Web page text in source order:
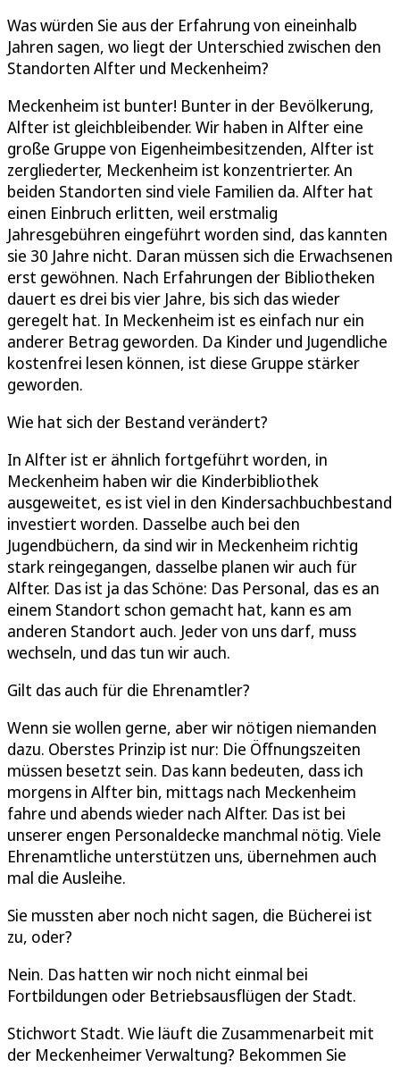
Was würden Sie aus der Erfahrung von eineinhalb
Jahren sagen, wo liegt der Unterschied zwischen den
Standorten Alfter und Meckenheim?
Meckenheim ist bunter! Bunter in der Bevölkerung,
Alfter ist gleichbleibender. Wir haben in Alfter eine
große Gruppe von Eigenheimbesitzenden, Alfter ist
zergliederter, Meckenheim ist konzentrierter. An
beiden Standorten sind viele Familien da. Alfter hat
einen Einbruch erlitten, weil erstmalig
Jahresgebühren eingeführt worden sind, das kannten
sie 30 Jahre nicht. Daran müssen sich die Erwachsenen
erst gewöhnen. Nach Erfahrungen der Bibliotheken
dauert es drei bis vier Jahre, bis sich das wieder
geregelt hat. In Meckenheim ist es einfach nur ein
anderer Betrag geworden. Da Kinder und Jugendliche
kostenfrei lesen können, ist diese Gruppe stärker
geworden.
Wie hat sich der Bestand verändert?
In Alfter ist er ähnlich fortgeführt worden, in
Meckenheim haben wir die Kinderbibliothek
ausgeweitet, es ist viel in den Kindersachbuchbestand
investiert worden. Dasselbe auch bei den
Jugendbüchern, da sind wir in Meckenheim richtig
stark reingegangen, dasselbe planen wir auch für
Alfter. Das ist ja das Schöne: Das Personal, das es an
einem Standort schon gemacht hat, kann es am
anderen Standort auch. Jeder von uns darf, muss
wechseln, und das tun wir auch.
Gilt das auch für die Ehrenamtler?
Wenn sie wollen gerne, aber wir nötigen niemanden
dazu. Oberstes Prinzip ist nur: Die Öffnungszeiten
müssen besetzt sein. Das kann bedeuten, dass ich
morgens in Alfter bin, mittags nach Meckenheim
fahre und abends wieder nach Alfter. Das ist bei
unserer engen Personaldecke manchmal nötig. Viele
Ehrenamtliche unterstützen uns, übernehmen auch
mal die Ausleihe.
Sie mussten aber noch nicht sagen, die Bücherei ist
zu, oder?
Nein. Das hatten wir noch nicht einmal bei
Fortbildungen oder Betriebsausflügen der Stadt.
Stichwort Stadt. Wie läuft die Zusammenarbeit mit
der Meckenheimer Verwaltung? Bekommen Sie